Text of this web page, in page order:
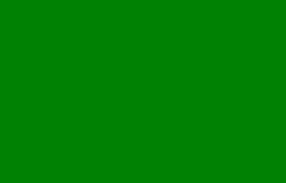
желудка (гастрит).
мелоксикама - активного
чаще чем у 1